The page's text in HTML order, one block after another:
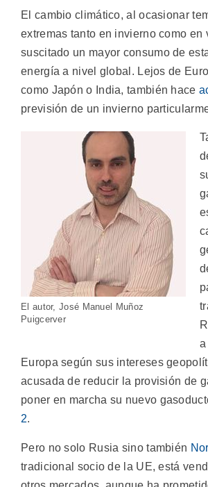
El cambio climático, al ocasionar
extremas tanto en invierno como en
suscitado un mayor consumo de
energía a nivel global. Lejos de
como Japón o India, también hace
previsión de un invierno
El autor, José Manuel Muñoz
Puigcerver
a
Europa según sus intereses
acusada de reducir la provisión de
poner en marcha su nuevo
2.
Pero no solo Rusia sino también
tradicional socio de la UE, está